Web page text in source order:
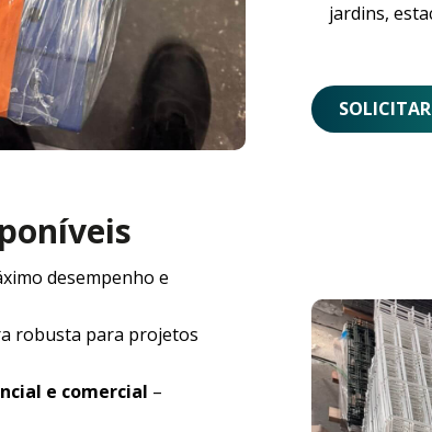
jardins,
desempenho e
robusta para projetos
e comercial –